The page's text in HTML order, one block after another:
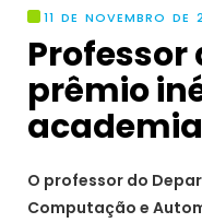
11 DE NOVEMBRO DE
Professor
prêmio
O professor do
Computação e